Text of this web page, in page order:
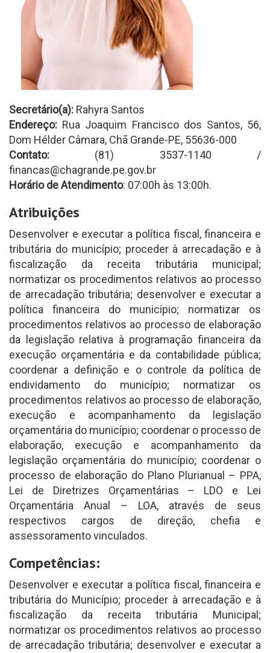
Secretário(a): Rahyra Santos
Endereço: Rua Joaquim Francisco dos Santos, 56,
Dom Hélder Câmara, Chã Grande-PE, 55636-000
Contato: (81) 3537-1140 /
financas@chagrande.pe.gov.br
Horário de Atendimento: 07:00h às 13:00h.
Atribuições
Desenvolver e executar a política fiscal, financeira e
tributária do município; proceder à arrecadação e à
fiscalização da receita tributária municipal;
normatizar os procedimentos relativos ao processo
de arrecadação tributária; desenvolver e executar a
política financeira do município; normatizar os
procedimentos relativos ao processo de elaboração
da legislação relativa à programação financeira da
execução orçamentária e da contabilidade pública;
coordenar a definição e o controle da política de
endividamento do município; normatizar os
procedimentos relativos ao processo de elaboração,
execução e acompanhamento da legislação
orçamentária do município; coordenar o processo de
elaboração, execução e acompanhamento da
legislação orçamentária do município; coordenar o
processo de elaboração do Plano Plurianual – PPA,
Lei de Diretrizes Orçamentárias – LDO e Lei
Orçamentária Anual – LOA, através de seus
respectivos cargos de direção, chefia e
assessoramento vinculados.
Competências:
Desenvolver e executar a política fiscal, financeira e
tributária do Município; proceder à arrecadação e à
fiscalização da receita tributária Municipal;
normatizar os procedimentos relativos ao processo
de arrecadação tributária; desenvolver e executar a